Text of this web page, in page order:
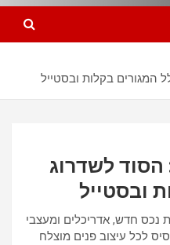
המגורים בקלות ובסטייל
הסוד לשדרוג
ובסטייל
נכס חדש, אדריכלים ומעצבי
לכל עיצוב פנים מוצלח